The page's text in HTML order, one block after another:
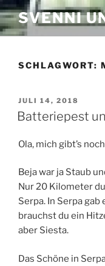
Zum
Inhalt
springen
SVENNI
SCHLAGWORT:
VERÖFFENTLICHT
AM
JULI 14, 2018
Batteriepest
Ola, mich gibt’s
Beja war ja Staub
Nur 20 Kilometer
Serpa. In Serpa
brauchst du ein
aber Siesta.
Das Schöne in